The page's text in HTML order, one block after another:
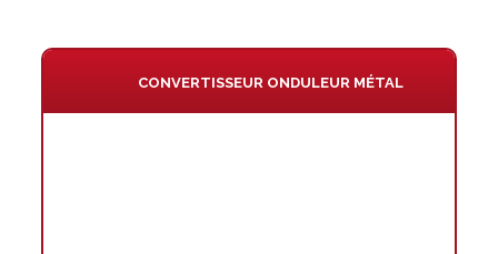
CONVERTISSEUR ONDULEUR MÉTAL